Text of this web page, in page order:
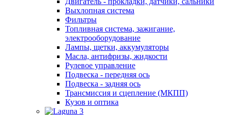
Выхлопная система
Фильтры
Топливная система, зажигание,
электрооборудование
Лампы, щетки, аккумуляторы
Масла, антифризы, жидкости
Рулевое управление
Подвеска - передняя ось
Подвеска - задняя ось
Трансмиссия и сцепление (МКПП)
Кузов и оптика